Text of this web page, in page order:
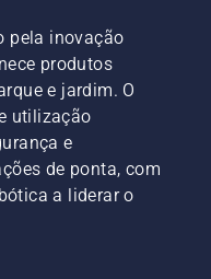
pela inovação
produtos
e jardim. O
utilização
e
de ponta, com
a liderar o